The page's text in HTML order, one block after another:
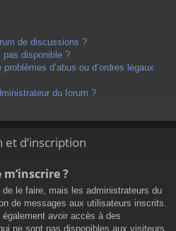
de discussions ?
pas disponible ?
d’abus ou d’ordres légaux
du forum ?
d’inscription
?
de le faire, mais les administrateurs du
de messages aux utilisateurs inscrits.
avoir accès à des
ne sont pas disponibles aux visiteurs,